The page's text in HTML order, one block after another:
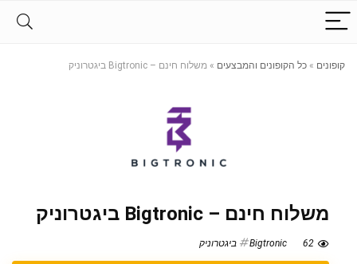
קופונים » כל הקופונים והמבצעים » משלוח חינם – Bigtronic ביגטרוניק
משלוח חינם – Bigtronic ביגטרוניק
62 Bigtronic ביגטרוניק